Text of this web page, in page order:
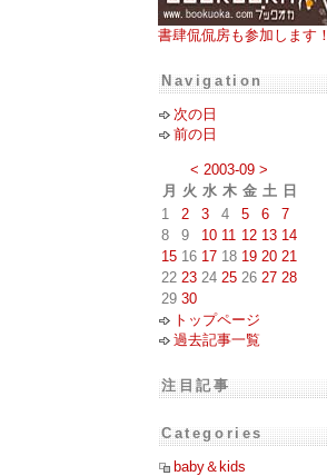
書肆侃侃房も参加します！
Navigation
次の日
前の日
< 2003-09 >
月
火 水 木 金 土 日
1
2 3 4 5 6
7
8
9 10 11 12 13 14
15 16 17 18 19 20 21
22 23 24 25 26 27 28
29 30
トップページ
過去記事一覧
注目記事
Categories
baby＆kids